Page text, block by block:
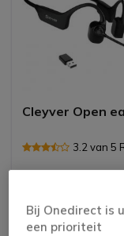
Cleyver Open
3.2 van 5
Bij Onedirect is
een prioriteit